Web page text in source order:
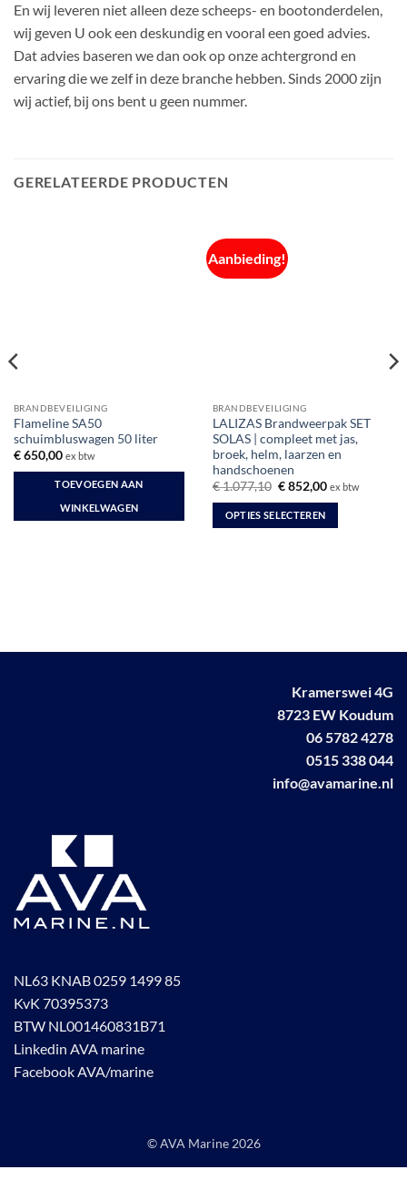
En wij leveren niet alleen deze scheeps- en bootonderdelen,
wij geven U ook een deskundig en vooral een goed advies.
Dat advies baseren we dan ook op onze achtergrond en
ervaring die we zelf in deze branche hebben. Sinds 2000 zijn
wij actief, bij ons bent u geen nummer.
GERELATEERDE PRODUCTEN
BRANDBEVEILIGING
Flameline SA50
schuimbluswagen 50 liter
€650,00 ex btw
TOEVOEGEN AAN
WINKELWAGEN
Aanbieding!
BRANDBEVEILIGING
LALIZAS Brandweerpak SET
SOLAS | compleet met jas,
broek, helm, laarzen en
handschoenen
€1.077,10 Oorspronkelijke
was:
€ 1.077,10.
€852,00Huidige
ex btw
OPTIES SELECTEREN
optie
Kramerswei 4G
8723 EW Koudum
06 5782 4278
0515 338 044
info@avamarine.nl
NL63 KNAB 0259 1499 85
KvK 70395373
BTW NL001460831B71
Linkedin AVA marine
Facebook AVA/marine
© AVA Marine 2026